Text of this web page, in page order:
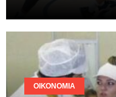
ΟΙΚΟΝΟΜΊΑ